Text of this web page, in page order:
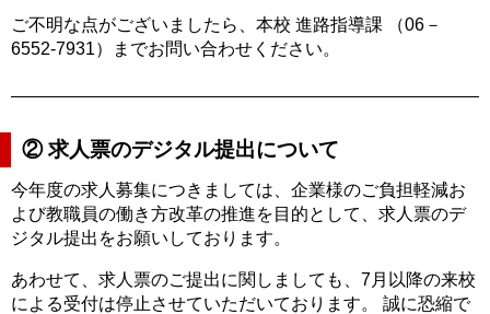
ご不明な点がございましたら、本校 進路指導課 （06－
6552-7931）までお問い合わせください。
② 求人票のデジタル提出について
今年度の求人募集につきましては、企業様のご負担軽減お
よび教職員の働き方改革の推進を目的として、求人票のデ
ジタル提出をお願いしております。
あわせて、求人票のご提出に関しましても、7月以降の来校
による受付は停止させていただいております。 誠に恐縮で